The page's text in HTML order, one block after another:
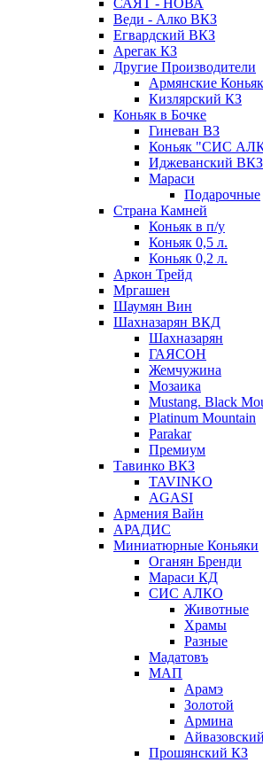
САЯТ - НОВА
Веди - Алко ВКЗ
Егвардский ВКЗ
Арегак КЗ
Другие Производители
Армянские
Кизлярский КЗ
Коньяк в Бочке
Гиневан ВЗ
Коньяк "СИС
Иджеванский ВКЗ
Мараси
Подарочные
Страна Камней
Коньяк в п/у
Коньяк 0,5 л.
Коньяк 0,2 л.
Аркон Трейд
Мргашен
Шаумян Вин
Шахназарян ВКД
Шахназарян
ГАЯСОН
Жемчужина
Мозаика
Mustang. Black
Platinum Mountain
Parakar
Премиум
Тавинко ВКЗ
TAVINKO
AGASI
Армения Вайн
АРАДИС
Миниатюрные Коньяки
Оганян Бренди
Мараси КД
СИС АЛКО
Животные
Храмы
Разные
Мадатовъ
МАП
Арамэ
Золотой
Армина
Айвазовский
Прошянский КЗ